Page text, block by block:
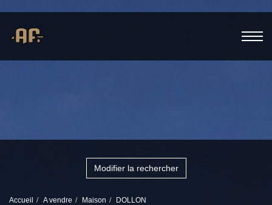
Modifier la rechercher
Accueil A vendre Maison DOLLON